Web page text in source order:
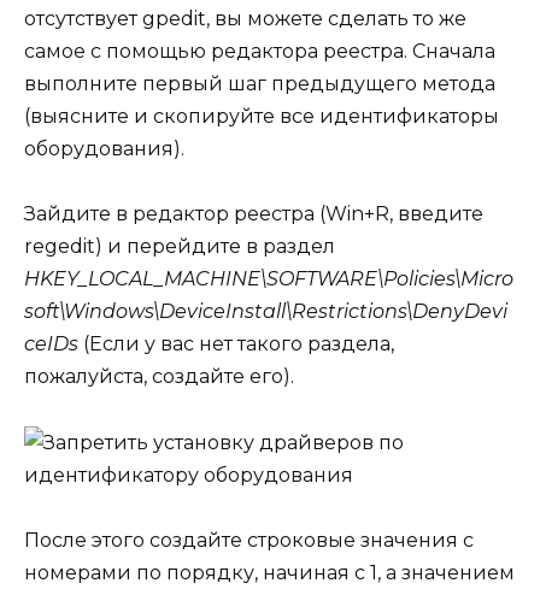
отсутствует gpedit, вы можете сделать то же
самое с помощью редактора реестра. Сначала
выполните первый шаг предыдущего метода
(выясните и скопируйте все идентификаторы
оборудования).
Зайдите в редактор реестра (Win+R, введите
regedit) и перейдите в раздел
HKEY_LOCAL_MACHINE\SOFTWARE\Policies\Micro
soft\Windows\DeviceInstall\Restrictions\DenyDevi
ceIDs (Если у вас нет такого раздела,
пожалуйста, создайте его).
После этого создайте строковые значения с
номерами по порядку, начиная с 1, а значением